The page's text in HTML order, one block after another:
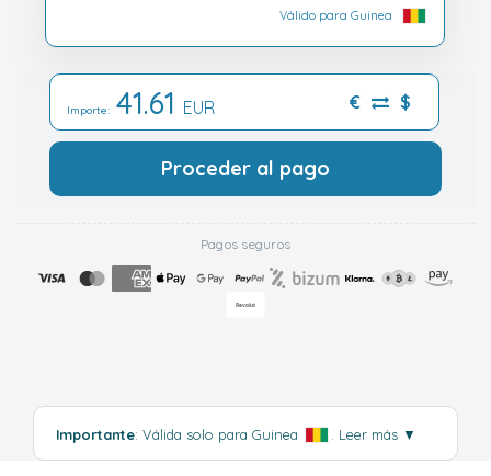
Válido para Guinea
Importe: 41.61 EUR € $
Proceder al pago
Pagos seguros
Importante: Válida solo para Guinea Leer más ▼